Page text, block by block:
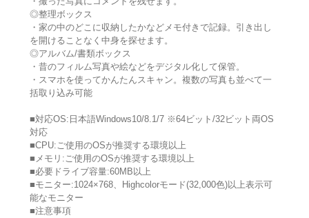
◎整理ボックス
・家の中のどこに収納したかなどメモ付きで記録。引き出し
を開けることなく中身を探せます。
◎アルバム/書類ボックス
・昔のフィルム写真や絵などをデジタル化して保管。
・スマホを使ってかんたんスキャン。複数の写真も並べて一
括取り込み可能
■対応OS:日本語Windows10/8.1/7 ※64ビット/32ビット両OS
対応
■CPU:ご使用のOSが推奨する環境以上
■メモリ:ご使用のOSが推奨する環境以上
■必要ドライブ容量:60MB以上
■モニター:1024×768、Highcolorモード(32,000色)以上表示可
能なモニター
■注意事項